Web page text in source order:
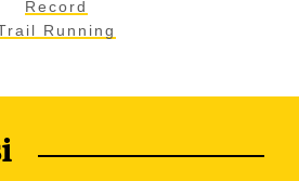
Record
Running